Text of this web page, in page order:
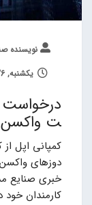
نویسنده
یکشنبه, 26 دی 1400, ساعت 17:56
درخواست
ت واکسن
کمپانی اپل
دوزهای واکسن
خبری صنایع
کارمندان